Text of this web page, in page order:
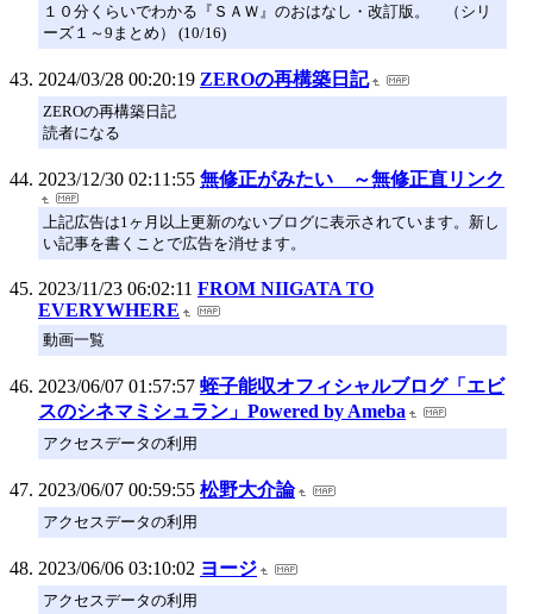
１０分くらいでわかる『ＳＡＷ』のおはなし・改訂版。 （シリ
ーズ１～9まとめ） (10/16)
2024/03/28 00:20:19 ZEROの再構築日記
ZEROの再構築日記
読者になる
2023/12/30 02:11:55 無修正がみたい ～無修正直リンク
上記広告は1ヶ月以上更新のないブログに表示されています。新し
い記事を書くことで広告を消せます。
2023/11/23 06:02:11 FROM NIIGATA TO
EVERYWHERE
動画一覧
2023/06/07 01:57:57 蛭子能収オフィシャルブログ「エビ
スのシネマミシュラン」Powered by Ameba
アクセスデータの利用
2023/06/07 00:59:55 松野大介論
アクセスデータの利用
2023/06/06 03:10:02 ヨージ
アクセスデータの利用